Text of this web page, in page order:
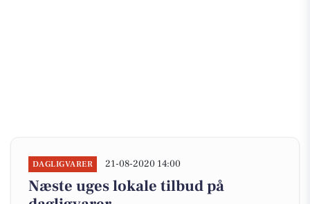
DAGLIGVARER 21-08-2020 14:00
Næste uges lokale tilbud på